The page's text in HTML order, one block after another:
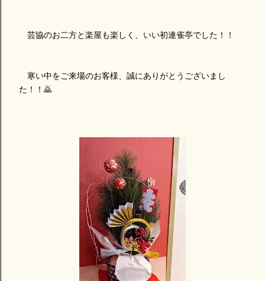
芸協のお二方と楽屋も楽しく、いい初連雀亭でした！！
寒い中をご来場のお客様、誠にありがとうございまし
た！！🙇